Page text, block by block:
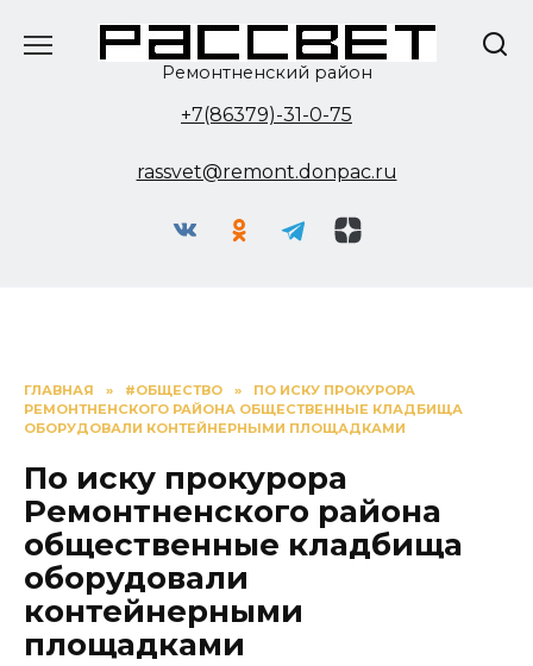
Ремонтненский район
+7(86379)-31-0-75
rassvet@remont.donpac.ru
ГЛАВНАЯ » #ОБЩЕСТВО »
ПО ИСКУ ПРОКУРОРА
РЕМОНТНЕНСКОГО РАЙОНА ОБЩЕСТВЕННЫЕ КЛАДБИЩА
ОБОРУДОВАЛИ КОНТЕЙНЕРНЫМИ ПЛОЩАДКАМИ
По иску прокурора
Ремонтненского района
общественные кладбища
оборудовали
контейнерными
площадками